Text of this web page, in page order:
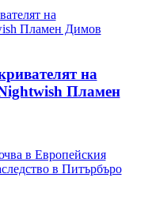
на
Пламен